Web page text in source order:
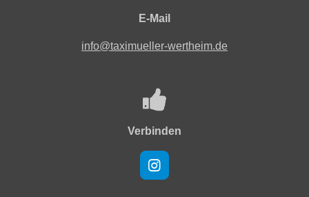
E-Mail
info@taximueller-wertheim.de
Verbinden
I
n